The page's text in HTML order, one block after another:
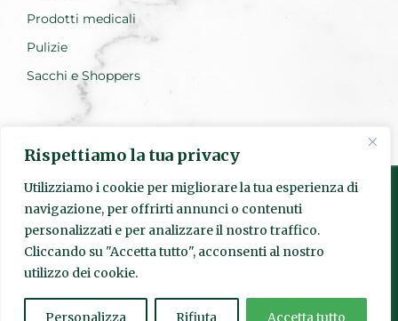
Rispettiamo la tua privacy
Utilizziamo i cookie per migliorare la tua esperienza di
navigazione, per offrirti annunci o contenuti
personalizzati e per analizzare il nostro traffico.
Cliccando su "Accetta tutto", acconsenti al nostro
utilizzo dei cookie.
Personalizza Rifiuta Accetta tutto
Prodotti medicali
Pulizie
Sacchi e Shoppers
© Quadrante s.r.l. | Sede Legale: Via Pietro Fumaroli, 24 00155
Roma | P.IVA15952841003| Codice SDI: SUBM70N | Numero
REA:1625601 quadranteigiene@legalmail.it
Realizzato da Everest Innovation